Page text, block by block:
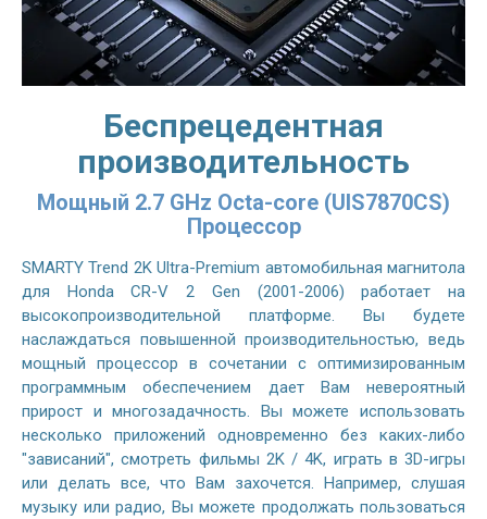
Беспрецедентная
производительность
Мощный 2.7 GHz Octa-core (UIS7870CS)
Процессор
SMARTY Trend 2K Ultra-Premium автомобильная магнитола
для Honda CR-V 2 Gen (2001-2006) работает на
высокопроизводительной платформе. Вы будете
наслаждаться повышенной производительностью, ведь
мощный процессор в сочетании с оптимизированным
программным обеспечением дает Вам невероятный
прирост и многозадачность. Вы можете использовать
несколько приложений одновременно без каких-либо
"зависаний", смотреть фильмы 2K / 4K, играть в 3D-игры
или делать все, что Вам захочется. Например, слушая
музыку или радио, Вы можете продолжать пользоваться